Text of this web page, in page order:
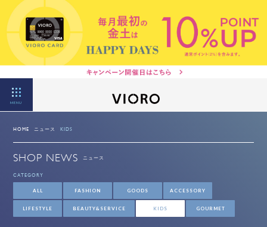
MENU
HOME ニュース KIDS
SHOP NEWS ニュース
CATEGORY
ALL FASHION GOODS ACCESSORY
LIFESTYLE BEAUTY&SERVICE KIDS GOURMET